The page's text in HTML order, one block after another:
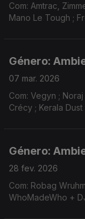
Com: Amtrac,
Mano Le Tough ;
Género:
07 mar. 2026
Com: Vegyn ;
Crécy ; Kerala
Género:
28 fev. 2026
Com: Robag
WhoMadeWho +